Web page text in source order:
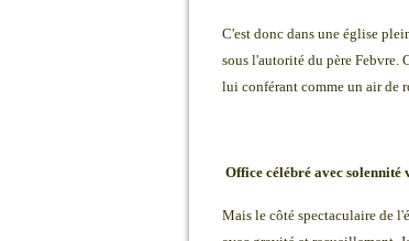
C'est donc dans une église
sous l'autorité du père Febvre.
lui conférant comme un air de
Office célébré avec
Mais le côté spectaculaire de